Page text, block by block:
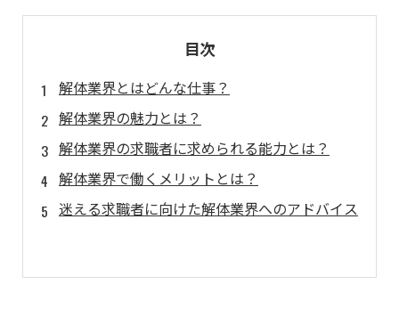
目次
解体業界とはどんな仕事？
解体業界の魅力とは？
解体業界の求職者に求められる能力とは？
解体業界で働くメリットとは？
迷える求職者に向けた解体業界へのアドバイス